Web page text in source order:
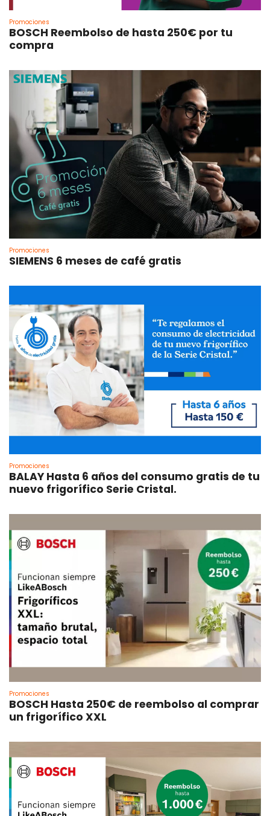
Promociones
BOSCH Reembolso de hasta 250€ por tu
compra
Promociones
SIEMENS 6 meses de café gratis
Promociones
BALAY Hasta 6 años del consumo gratis de tu
nuevo frigorífico Serie Cristal.
Promociones
BOSCH Hasta 250€ de reembolso al comprar
un frigorífico XXL